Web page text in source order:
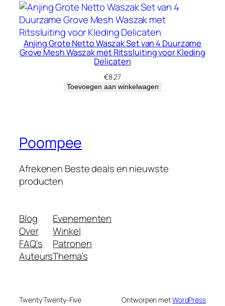
Anjing Grote Netto Waszak Set van 4 Duurzame
Grove Mesh Waszak met Ritssluiting voor Kleding
Delicaten
€8.27
Toevoegen aan winkelwagen
Poompee
Afrekenen Beste deals en nieuwste
producten
Blog
Over
FAQ's
Auteurs
Evenementen
Winkel
Patronen
Thema’s
Twenty Twenty-Five Ontworpen metWordPress